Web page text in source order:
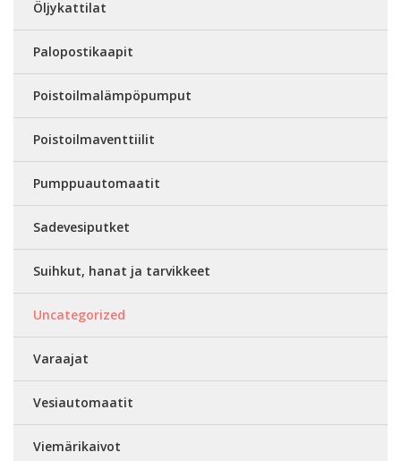
Öljykattilat
Palopostikaapit
Poistoilmalämpöpumput
Poistoilmaventtiilit
Pumppuautomaatit
Sadevesiputket
Suihkut, hanat ja tarvikkeet
Uncategorized
Varaajat
Vesiautomaatit
Viemärikaivot